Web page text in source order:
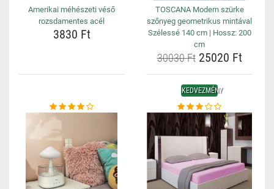
Amerikai méhészeti véső
rozsdamentes acél
3830 Ft
TOSCANA Modern szürke
szőnyeg geometrikus mintával
Szélessé 140 cm | Hossz: 200
cm
30030 Ft25020 Ft
KEDVEZMÉNY